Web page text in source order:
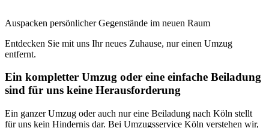
Auspacken persönlicher Gegenstände im neuen Raum
Entdecken Sie mit uns Ihr neues Zuhause, nur einen Umzug
entfernt.
Ein kompletter Umzug oder eine einfache Beiladung
sind für uns keine Herausforderung
Ein ganzer Umzug oder auch nur eine Beiladung nach Köln stellt
für uns kein Hindernis dar. Bei Umzugsservice Köln verstehen wir,